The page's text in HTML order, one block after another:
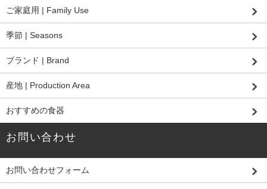
ご家庭用 | Family Use
季節 | Seasons
ブランド | Brand
産地 | Production Area
おすすめの食器
お問い合わせ
お問い合わせフォーム